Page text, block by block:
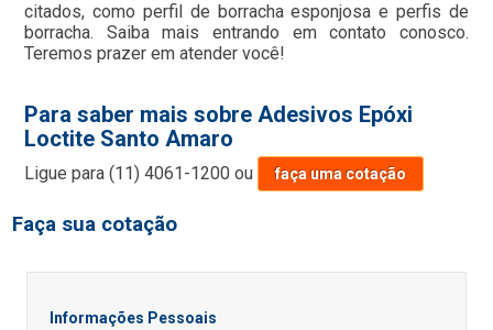
citados, como perfil de borracha esponjosa e perfis de
borracha. Saiba mais entrando em contato conosco.
Teremos prazer em atender você!
Para saber mais sobre Adesivos Epóxi
Loctite Santo Amaro
Ligue para(11) 4061-1200 ou faça uma cotação
Faça sua cotação
Informações Pessoais